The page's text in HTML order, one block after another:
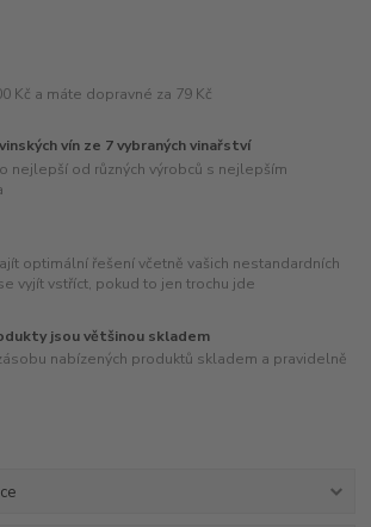
Kč a máte dopravné za 79 Kč
vín ze 7 vybraných vinařství
nejlepší od různých výrobců s nejlepším
optimální řešení včetně vašich nestandardních
vyjít vstříct, pokud to jen trochu jde
jsou většinou skladem
nabízených produktů skladem a pravidelně